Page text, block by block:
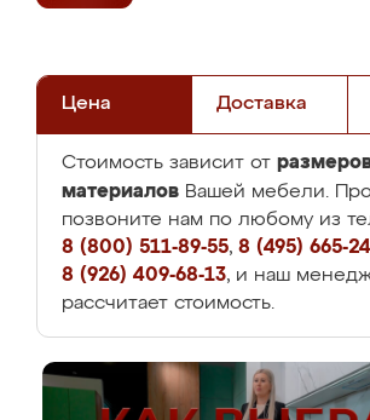
Цена Доставка
Стоимость зависит от
материалов Вашей мебели.
позвоните нам по любому из
8 (800) 511-89-55, 8 (495) 665-
8 (926) 409-68-13, и наш
рассчитает стоимость.